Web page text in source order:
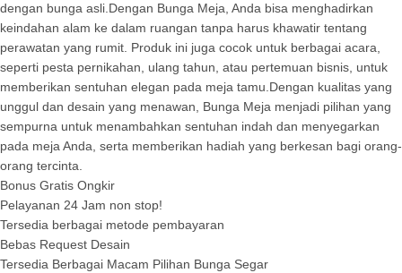
dengan bunga asli.Dengan Bunga Meja, Anda bisa menghadirkan
keindahan alam ke dalam ruangan tanpa harus khawatir tentang
perawatan yang rumit. Produk ini juga cocok untuk berbagai acara,
seperti pesta pernikahan, ulang tahun, atau pertemuan bisnis, untuk
memberikan sentuhan elegan pada meja tamu.Dengan kualitas yang
unggul dan desain yang menawan, Bunga Meja menjadi pilihan yang
sempurna untuk menambahkan sentuhan indah dan menyegarkan
pada meja Anda, serta memberikan hadiah yang berkesan bagi orang-
orang tercinta.
Bonus Gratis Ongkir
Pelayanan 24 Jam non stop!
Tersedia berbagai metode pembayaran
Bebas Request Desain
Tersedia Berbagai Macam Pilihan Bunga Segar